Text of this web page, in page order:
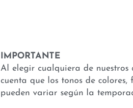
IMPORTANTE
Al elegir cualquiera de nuestros
cuenta que los tonos de
pueden variar según la